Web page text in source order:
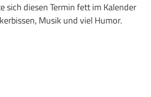
sich diesen Termin fett im Kalender
Musik und viel Humor.